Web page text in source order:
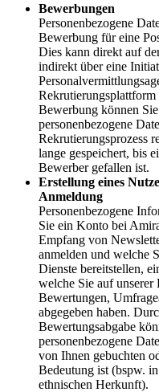
Bewerbungen
Personenbezogene
Bewerbung für eine
Dies kann direkt auf
indirekt über eine
Bewerbung können
personenbezogene
Rekrutierungsprozess
lange gespeichert, bis
Bewerber gefallen ist.
Erstellung eines
Anmeldung
Personenbezogene
Sie ein Konto bei
Empfang von
anmelden und welche
Dienste bereitstellen,
welche Sie auf unserer
Bewertungen,
abgegeben haben.
Bewertungsabgabe
personenbezogene
von Ihnen gebuchten
Bedeutung ist (bspw.
ethnischen Herkunft).